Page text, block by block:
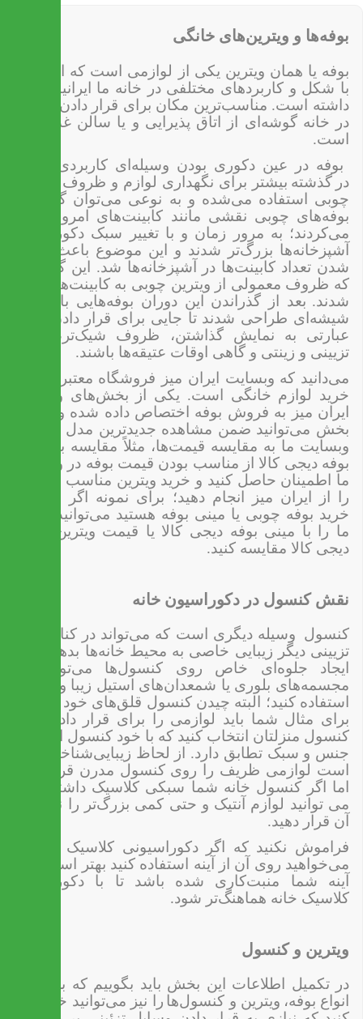
بوفه‌ها و ویترین‌های خانگی
بوفه یا همان ویترین یکی از لوازمی است که از دیرباز
با شکل و کاربردهای مختلفی در خانه ما ایرانیان قرار
داشته است. مناسب‌ترین مکان برای قرار دادن بوفه‌ها
در خانه گوشه‌ای از اتاق پذیرایی و یا سالن غذاخوری
است.
بوفه در عین دکوری بودن وسیله‌ای کاربردی است.
در گذشته بیشتر برای نگهداری لوازم و ظروف از بوفه
چوبی استفاده می‌شده و به نوعی می‌توان گفت که
بوفه‌های چوبی نقشی مانند کابینت‌های امروزی ایفا
می‌کردند؛ به مرور زمان و با تغییر سبک دکوراسیون
آشپزخانه‌ها بزرگ‌تر شدند و این موضوع باعث بیشتر
شدن تعداد کابینت‌ها در آشپزخانه‌ها شد. این گونه بود
که ظروف معمولی از ویترین چوبی به کابینت‌ها منتقل
شدند. بعد از گذراندن این دوران بوفه‌هایی با درهای
شیشه‌ای طراحی شدند تا جایی برای قرار دادن، یا به
عبارتی به نمایش گذاشتن، ظروف شیک‌تر، لوازم
تزیینی و زینتی و گاهی اوقات عتیقه‌ها باشند.
می‌دانید که وبسایت ایران میز فروشگاه معتبری برای
خرید لوازم خانگی است. یکی از بخش‌های وبسایت
ایران میز به فروش بوفه اختصاص داده شده و در این
بخش می‌توانید ضمن مشاهده جدیدترین مدل بوفه در
وبسایت ما به مقایسه قیمت‌ها، مثلاً مقایسه با قیمت
بوفه دیجی کالا از مناسب بودن قیمت بوفه در وبسایت
ما اطمینان حاصل کنید و خرید ویترین مناسب خانه‌تان
را از ایران میز انجام دهید؛ برای نمونه اگر مایل به
خرید بوفه چوبی یا مینی بوفه هستید می‌توانید قیمت
ما را با مینی بوفه دیجی کالا یا قیمت ویترین چوبی
دیجی کالا مقایسه کنید.
نقش کنسول در دکوراسیون خانه
کنسول وسیله دیگری است که می‌تواند در کنار لوازم
تزیینی دیگر زیبایی خاصی به محیط خانه‌ها بدهد. برای
ایجاد جلوه‌ای خاص روی کنسول‌ها می‌توانید از
مجسمه‌های بلوری یا شمعدان‌های استیل زیبا و ظریف
استفاده کنید؛ البته چیدن کنسول قلق‌های خود را دارد،
برای مثال شما باید لوازمی را برای قرار دادن روی
کنسول منزلتان انتخاب کنید که با خود کنسول از لحاظ
جنس و سبک تطابق دارد. از لحاظ زیبایی‌شناختی بهتر
است لوازمی ظریف را روی کنسول مدرن قرار دهید
اما اگر کنسول خانه شما سبکی کلاسیک داشته باشد
می توانید لوازم آنتیک و حتی کمی بزرگ‌تر را نیز روی
آن قرار دهید.
فراموش نکنید که اگر دکوراسیونی کلاسیک دارید و
می‌خواهید روی آن از آینه استفاده کنید بهتر است قاب
آینه شما منبت‌کاری شده باشد تا با دکوراسیون
کلاسیک خانه هماهنگ‌تر شود.
ویترین و کنسول
در تکمیل اطلاعات این بخش باید بگوییم که برخی از
انواع بوفه، ویترین و کنسو‌ل‌ها را نیز می‌توانید خریداری